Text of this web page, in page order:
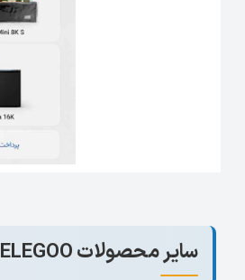
ویژگی‌های برجسته محصول:
سایر محصولات ELEGOO